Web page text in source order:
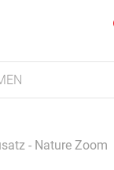
- Nature Zoom